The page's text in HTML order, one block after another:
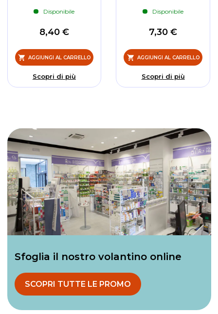
Disponibile
8,40 €
AGGIUNGI AL CARRELLO
Scopri di più
Disponibile
7,30 €
AGGIUNGI AL CARRELLO
Scopri di più
Sfoglia il nostro volantino online
SCOPRI TUTTE LE PROMO